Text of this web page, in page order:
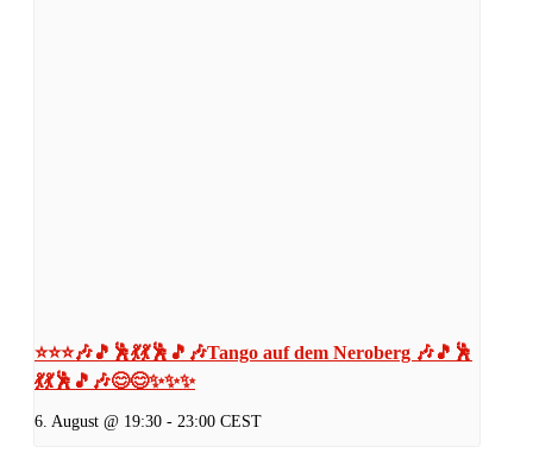
⭐⭐⭐🎶🎵🕺💃💃🕺🎵🎶Tango auf dem Neroberg 🎶🎵🕺
💃💃🕺🎵🎶😊😊✨✨✨
6. August @ 19:30 - 23:00 CEST